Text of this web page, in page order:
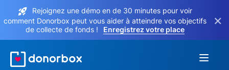
Rejoignez une démo en de 30 minutes pour voir
comment Donorbox peut vous aider à atteindre vos objectifs
de collecte de fonds !
Enregistrez votre place
×